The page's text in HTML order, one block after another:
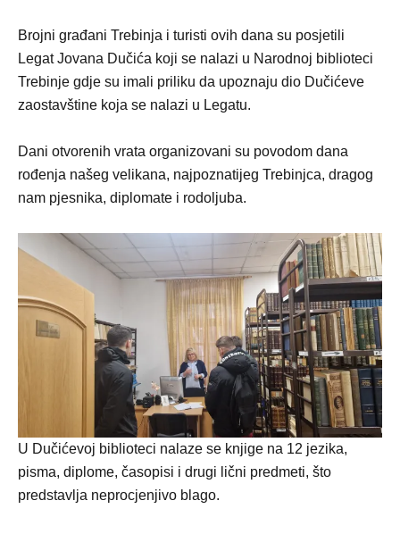
Brojni građani Trebinja i turisti ovih dana su posjetili
Legat Jovana Dučića koji se nalazi u Narodnoj biblioteci
Trebinje gdje su imali priliku da upoznaju dio Dučićeve
zaostavštine koja se nalazi u Legatu.
Dani otvorenih vrata organizovani su povodom dana
rođenja našeg velikana, najpoznatijeg Trebinjca, dragog
nam pjesnika, diplomate i rodoljuba.
U Dučićevoj biblioteci nalaze se knjige na 12 jezika,
pisma, diplome, časopisi i drugi lični predmeti, što
predstavlja neprocjenjivo blago.